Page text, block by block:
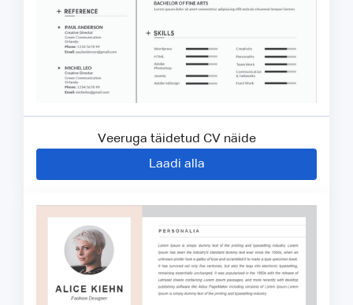
Veeruga täidetud CV näide
Laadi alla